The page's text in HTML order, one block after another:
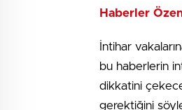
Haberler
İntihar
bu haberlerin
dikkatini
gerektiğini